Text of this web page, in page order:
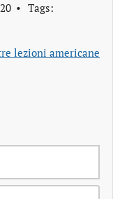
Tags:
lezioni americane